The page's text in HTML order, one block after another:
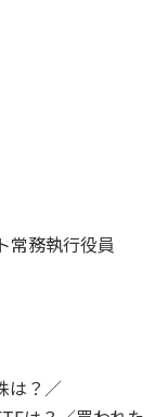
常務執行役員
は？／